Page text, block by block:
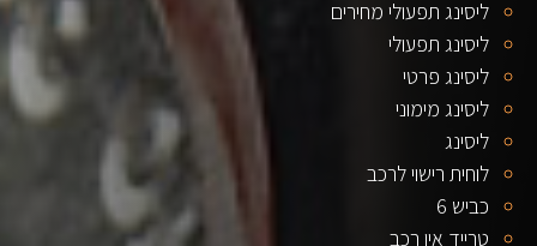
ליסינג תפעולי מחירים
ליסינג תפעולי
ליסינג פרטי
ליסינג מימוני
ליסינג
לוחית רישוי לרכב
כביש 6
טרייד אין רכב